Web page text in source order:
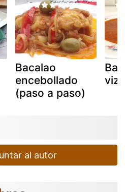
Bacalao
encebollado
(paso a paso)
al autor